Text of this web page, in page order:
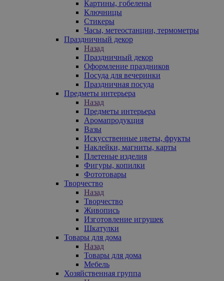
Картины, гобелены
Ключницы
Стикеры
Часы, метеостанции, термометры
Праздничный декор
Назад
Праздничный декор
Оформление праздников
Посуда для вечеринки
Праздничная посуда
Предметы интерьера
Назад
Предметы интерьера
Аромапродукция
Вазы
Искусственные цветы, фрукты
Наклейки, магниты, карты
Плетеные изделия
Фигуры, копилки
Фототовары
Творчество
Назад
Творчество
Живопись
Изготовление игрушек
Шкатулки
Товары для дома
Назад
Товары для дома
Мебель
Хозяйственная группа